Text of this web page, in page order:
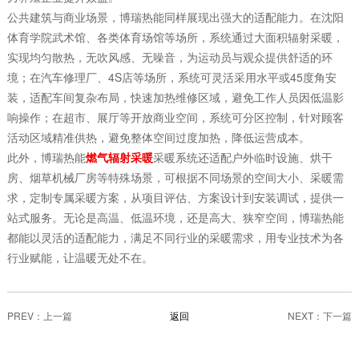
公共建筑与商业场景，博瑞热能同样展现出强大的适配能力。在沈阳
体育学院武术馆、各类体育场馆等场所，系统通过大面积辐射采暖，
实现均匀散热，无吹风感、无噪音，为运动员与观众提供舒适的环
境；在汽车修理厂、4S店等场所，系统可灵活采用水平或45度角安
装，适配车间复杂布局，快速加热维修区域，避免工作人员因低温影
响操作；在超市、展厅等开放商业空间，系统可分区控制，针对顾客
活动区域精准供热，避免整体空间过度加热，降低运营成本。
此外，博瑞热能燃气辐射采暖采暖系统还适配户外临时设施、烘干
房、烟草机械厂房等特殊场景，可根据不同场景的空间大小、采暖需
求，定制专属采暖方案，从项目评估、方案设计到安装调试，提供一
站式服务。无论是高温、低温环境，还是高大、狭窄空间，博瑞热能
都能以灵活的适配能力，满足不同行业的采暖需求，用专业技术为各
行业赋能，让温暖无处不在。
PREV： NEXT：
返回